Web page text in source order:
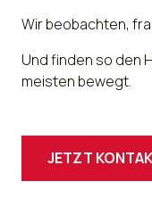
Wir beobachten,
Und finden so den
meisten bewegt.
JETZT